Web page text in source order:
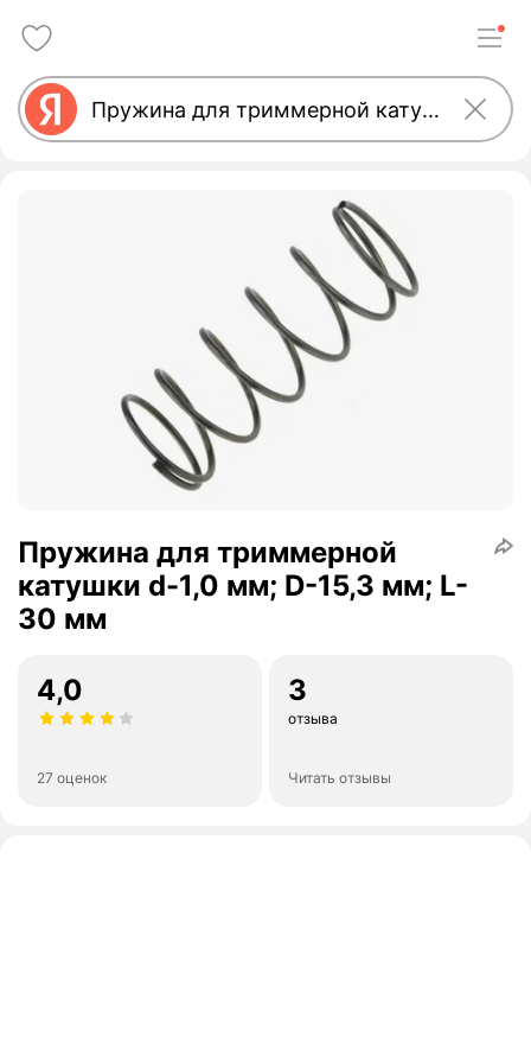
Пружина для триммерной
катушки d-1,0 мм; D-15,3 мм; L-
30 мм
4,0
27 оценок
3
отзыва
Читать отзывы